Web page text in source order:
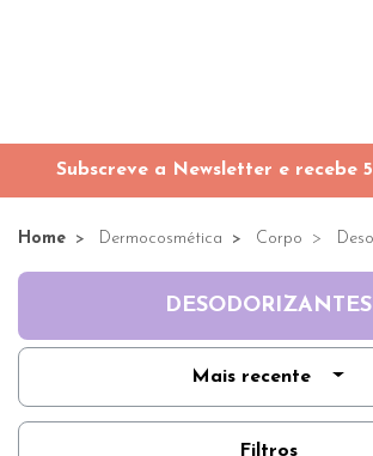
Subscreve a Newsletter e recebe
Home Dermocosmética Corpo
DESODORIZANTES
Mais recente
Filtros